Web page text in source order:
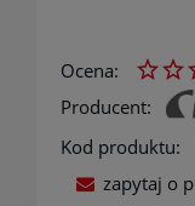
Ocena:
Producent:
Kod produktu:
zapytaj o